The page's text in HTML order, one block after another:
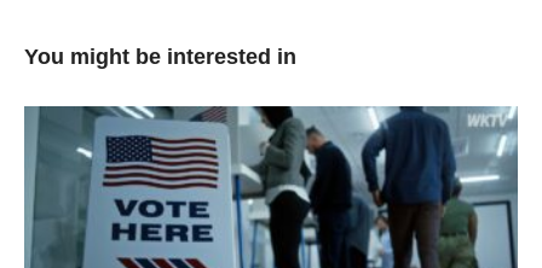
You might be interested in